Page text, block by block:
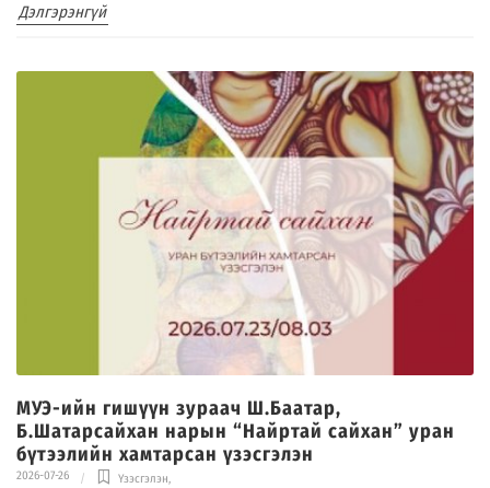
Дэлгэрэнгүй
МУЭ-ийн гишүүн зураач Ш.Баатар,
Б.Шатарсайхан нарын “Найртай сайхан” уран
бүтээлийн хамтарсан үзэсгэлэн
2026-07-26 Үзэсгэлэн,